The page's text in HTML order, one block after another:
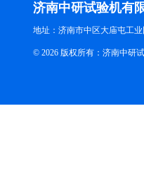
济南中研试验机有
地址：济南市中区大庙屯工
© 2026 版权所有：济南中研